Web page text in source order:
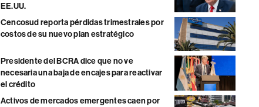
EE.UU.
Cencosud reporta pérdidas trimestrales por
costos de su nuevo plan estratégico
Presidente del BCRA dice que no ve
necesaria una baja de encajes para reactivar
el crédito
Activos de mercados emergentes caen por